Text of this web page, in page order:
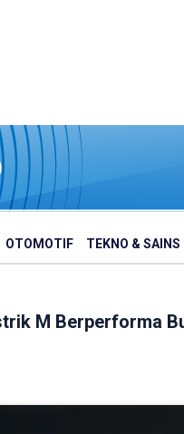
OTOMOTIF TEKNO & SAINS
M Berperforma